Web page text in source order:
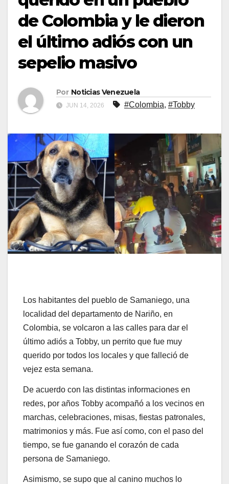
de Colombia y le dieron
el último adiós con un
sepelio masivo
Por Noticias Venezuela
JUN 14, 2026 #Colombia, #Tobby
Los habitantes del pueblo de Samaniego, una
localidad del departamento de Nariño, en
Colombia, se volcaron a las calles para dar el
último adiós a Tobby, un perrito que fue muy
querido por todos los locales y que falleció de
vejez esta semana.
De acuerdo con las distintas informaciones en
redes, por años Tobby acompañó a los vecinos en
marchas, celebraciones, misas, fiestas patronales,
matrimonios y más. Fue así como, con el paso del
tiempo, se fue ganando el corazón de cada
persona de Samaniego.
Asimismo, se supo que al canino muchos lo